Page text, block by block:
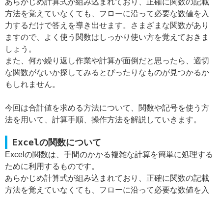
あらかじめ計算式が組み込まれており、正確に関数の記載
方法を覚えていなくても、フローに沿って必要な数値を入
力するだけで答えを導き出せます。さまざまな関数があり
ますので、よく使う関数はしっかり使い方を覚えておきま
しょう。
また、何か繰り返し作業や計算が面倒だと思ったら、適切
な関数がないか探してみるとぴったりなものが見つかるか
もしれません。
今回は合計値を求める方法について、関数や記号を使う方
法を用いて、計算手順、操作方法を解説していきます。
Excelの関数について
Excelの関数は、手間のかかる複雑な計算を簡単に処理する
ために利用するものです。
あらかじめ計算式が組み込まれており、正確に関数の記載
方法を覚えていなくても、フローに沿って必要な数値を入